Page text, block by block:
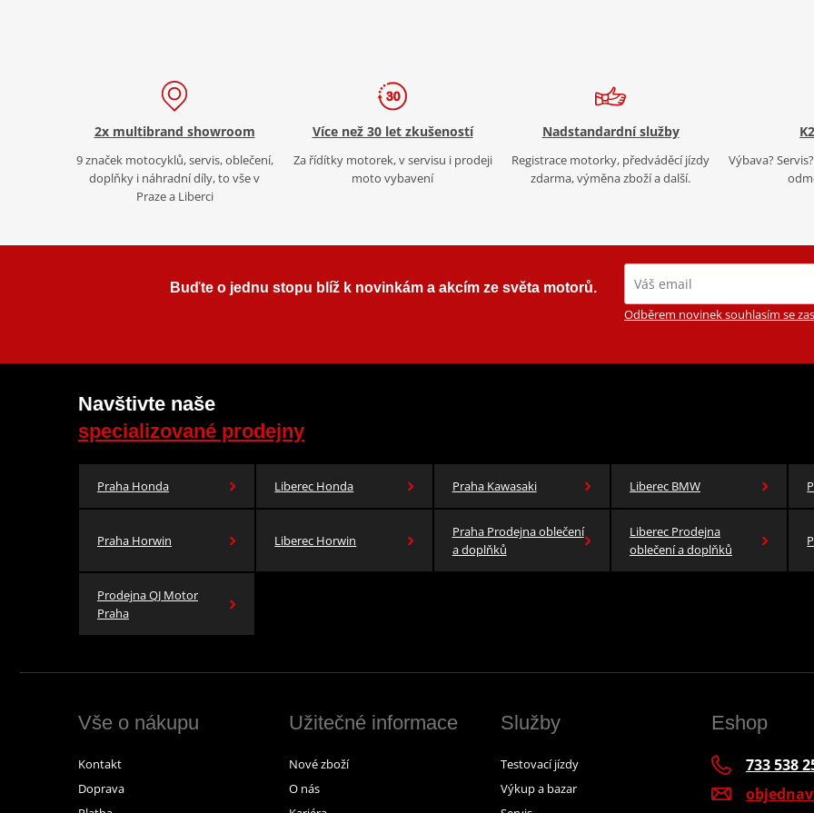
2x multibrand showroom
9 značek motocyklů, servis, oblečení,
doplňky i náhradní díly, to vše v
Praze a Liberci
Více než 30 let zkušeností
Za řídítky motorek, v servisu i prodeji
moto vybavení
Nadstandardní služby
Registrace motorky, předváděcí jízdy
zdarma, výměna zboží a další.
Výbava?
Buďte o jednu stopu blíž k novinkám a akcím ze světa motorů.
Odběrem novinek souhlasím se
Navštivte naše
specializované prodejny
Praha Honda Liberec Honda Praha Kawasaki Liberec BMW
Praha Horwin Liberec Horwin
Praha Prodejna oblečení
a doplňků
Liberec Prodejna
oblečení a doplňků
Prodejna QJ Motor
Praha
Vše o nákupu
Kontakt
Doprava
Užitečné informace
Nové zboží
O nás
Služby
Testovací jízdy
Výkup a bazar
Eshop
733 538